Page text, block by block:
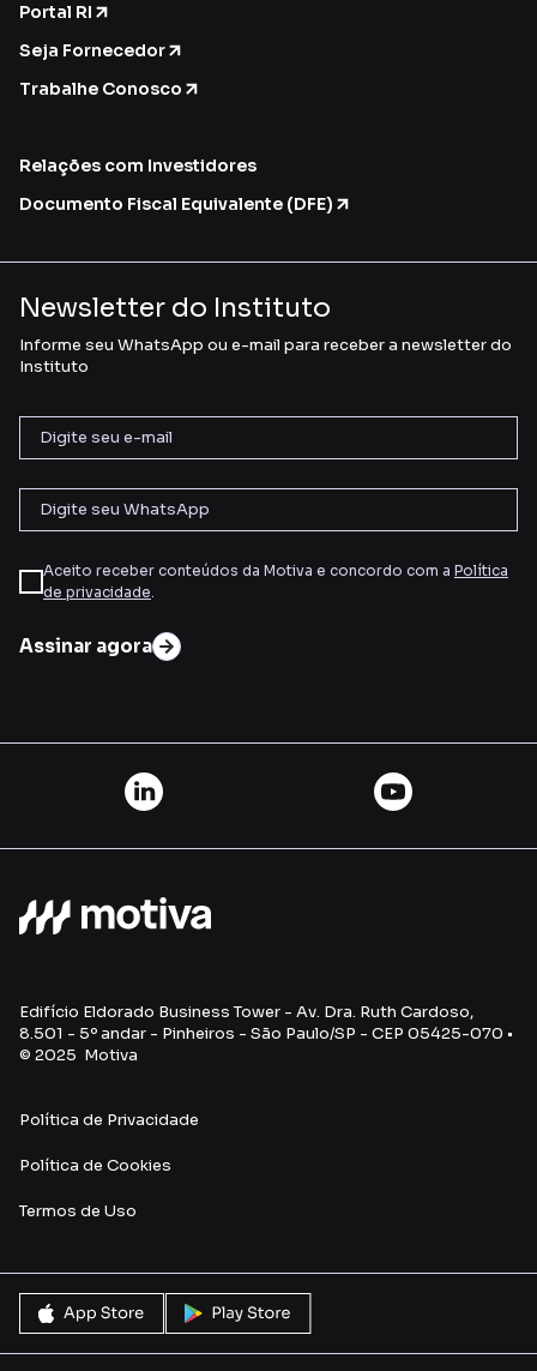
Portal RI
Seja Fornecedor
Trabalhe Conosco
Relações com Investidores
Documento Fiscal Equivalente (DFE)
Newsletter do Instituto
Informe seu WhatsApp ou e-mail para receber a newsletter do
Instituto
Aceito receber conteúdos da Motiva e concordo com a Política
de privacidade.
Assinar agora
Edifício Eldorado Business Tower - Av. Dra. Ruth Cardoso,
8.501 - 5º andar - Pinheiros - São Paulo/SP - CEP 05425-070 •
© 2025 Motiva
Política de Privacidade
Política de Cookies
Termos de Uso